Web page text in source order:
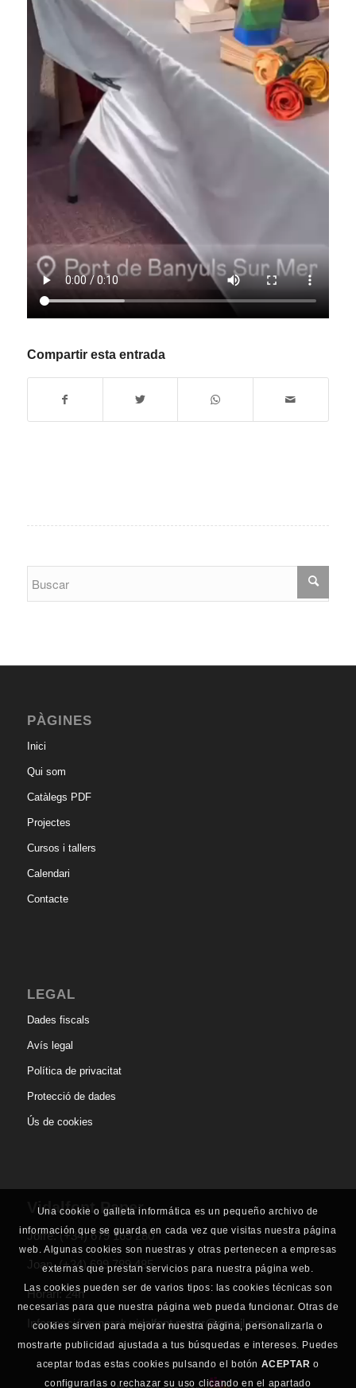
Compartir esta entrada
PÀGINES
Inici
Qui som
Catàlegs PDF
Projectes
Cursos i tallers
Calendari
Contacte
LEGAL
Dades fiscals
Avís legal
Política de privacitat
Protecció de dades
Ús de cookies
Vidalfont Paper
Jofre.(+34) 679 165 280
Joan.(+34) 699 789 485
Horari: 24h
Informació general:vidalfont.paper@gmail.com
Una cookie o galleta informática es un pequeño archivo de
información que se guarda en cada vez que visitas nuestra página
web. Algunas cookies son nuestras y otras pertenecen a empresas
externas que prestan servicios para nuestra página web.
Las cookies pueden ser de varios tipos: las cookies técnicas son
necesarias para que nuestra página web pueda funcionar. Otras de
cookies sirven para mejorar nuestra página, personalizarla o
mostrarte publicidad ajustada a tus búsquedas e intereses. Puedes
aceptar todas estas cookies pulsando el botón ACEPTAR o
configurarlas o rechazar su uso clicando en el apartado